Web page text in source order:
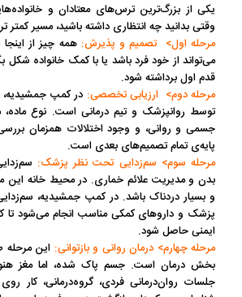
یکی از بزرگ‌ترین ترس‌های معتادان و
وقتی بدانید چه انتظاری داشته باشید، مسیر
مرحله اول> تصمیم و پذیرش: همه چیز از
می‌تواند از خود فرد باشد یا با کمک خانواده
قدم اول برداشته شود.
مرحله دوم> ارزیابی تخصصی: در کمپ جمشیدیه،
توسط روانپزشک و تیم درمانی است. نوع
جسمی و روانی، و وجود اختلالات همزمان
پایه‌ی تمام تصمیم‌های بعدی است.
مرحله سوم> سم‌زدایی تحت نظر پزشک:
بدن و مدیریت علائم خماری. در محیط خانه این
و بسیار دردناک باشد. در کمپ جمشیدیه،
پزشک و داروهای کمکی مناسب انجام می‌شود تا
ایمنی حاصل شود.
مرحله چهارم> درمان روانی و بازتوانی: این مرحله
بخش درمان است. جسم پاک شده، اما مغز هنوز
جلسات روان‌درمانی فردی، گروه‌درمانی، کار